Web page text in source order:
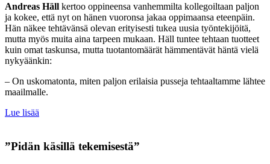
Andreas Häll kertoo oppineensa vanhemmilta kollegoiltaan paljon
ja kokee, että nyt on hänen vuoronsa jakaa oppimaansa eteenpäin.
Hän näkee tehtävänsä olevan erityisesti tukea uusia työntekijöitä,
mutta myös muita aina tarpeen mukaan. Häll tuntee tehtaan tuotteet
kuin omat taskunsa, mutta tuotantomäärät hämmentävät häntä vielä
nykyäänkin:
– On uskomatonta, miten paljon erilaisia pusseja tehtaaltamme lähtee
maailmalle.
Lue lisää
”Pidän käsillä tekemisestä”